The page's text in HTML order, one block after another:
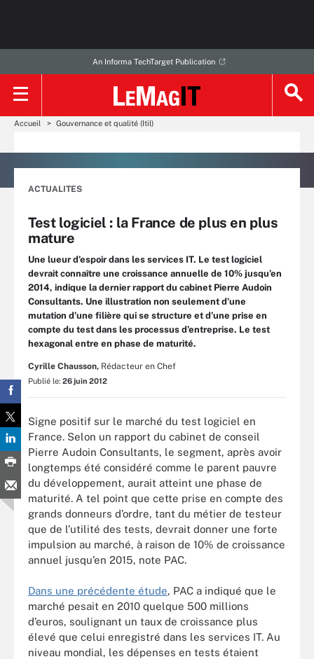
An Informa TechTarget Publication
Accueil Gouvernance et qualité (Itil)
ACTUALITES
Test logiciel : la France de plus en plus
mature
Une lueur d’espoir dans les services IT. Le test logiciel
devrait connaître une croissance annuelle de 10% jusqu’en
2014, indique la dernier rapport du cabinet Pierre Audoin
Consultants. Une illustration non seulement d’une
mutation d’une filière qui se structure et d’une prise en
compte du test dans les processus d’entreprise. Le test
hexagonal entre en phase de maturité.
Cyrille Chausson, Rédacteur en Chef
Publié le: 26 juin 2012
Signe positif sur le marché du test logiciel en
France. Selon un rapport du cabinet de conseil
Pierre Audoin Consultants, le segment, après avoir
longtemps été considéré comme le parent pauvre
du développement, aurait atteint une phase de
maturité. A tel point que cette prise en compte des
grands donneurs d’ordre, tant du métier de testeur
que de l’utilité des tests, devrait donner une forte
impulsion au marché, à raison de 10% de croissance
annuel jusqu’en 2015, note PAC.
Dans une précédente étude, PAC a indiqué que le
marché pesait en 2010 quelque 500 millions
d’euros, soulignant un taux de croissance plus
élevé que celui enregistré dans les services IT. Au
niveau mondial, les dépenses en tests étaient